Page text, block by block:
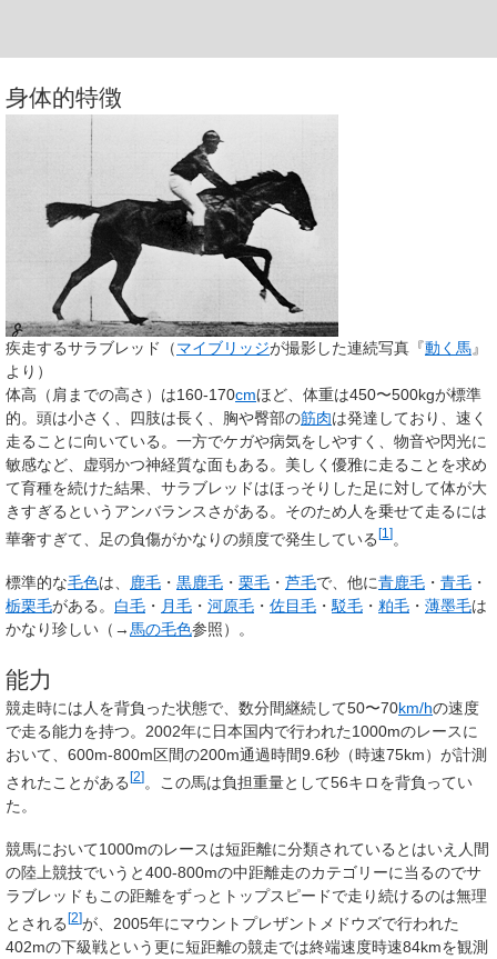
身体的特徴
疾走するサラブレッド（マイブリッジが撮影した連続写真『動く馬』
より）
体高（肩までの高さ）は160-170cmほど、体重は450〜500kgが標準
的。頭は小さく、四肢は長く、胸や臀部の筋肉は発達しており、速く
走ることに向いている。一方でケガや病気をしやすく、物音や閃光に
敏感など、虚弱かつ神経質な面もある。美しく優雅に走ることを求め
て育種を続けた結果、サラブレッドはほっそりした足に対して体が大
きすぎるというアンバランスさがある。そのため人を乗せて走るには
華奢すぎて、足の負傷がかなりの頻度で発生している [1 ] 。
標準的な毛色は、 鹿毛 ・ 黒鹿毛 ・ 栗毛 ・ 芦毛で、他に青鹿毛 ・ 青毛 ・
栃栗毛がある。 白毛 ・ 月毛 ・ 河原毛 ・ 佐目毛 ・駁毛 ・ 粕毛 ・ 薄墨毛は
かなり珍しい（→馬の毛色参照）。
能力
競走時には人を背負った状態で、数分間継続して50〜70km/hの速度
で走る能力を持つ。2002年に日本国内で行われた1000mのレースに
おいて、600m-800m区間の200m通過時間9.6秒（時速75km）が計測
されたことがある[2]。この馬は負担重量として56キロを背負ってい
た。
競馬において1000mのレースは短距離に分類されているとはいえ人間
の陸上競技でいうと400-800mの中距離走のカテゴリーに当るのでサ
ラブレッドもこの距離をずっとトップスピードで走り続けるのは無理
とされる [2]が、2005年にマウントプレザントメドウズで行われた
402mの下級戦という更に短距離の競走では終端速度時速84kmを観測